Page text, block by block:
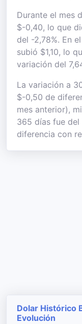
Durante el mes
$-0,40, lo que
del -2,78%. En
subió $1,10, lo
variación del
La variación a
$-0,50 de
mes anterior),
365 días fue
diferencia con
Dolar Histórico
Evolución